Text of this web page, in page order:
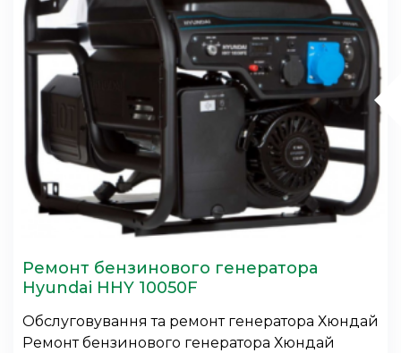
Ремонт бензинового генератора
Hyundai HHY 10050F
Обслуговування та ремонт генератора Хюндай
Ремонт бензинового генератора Хюндай